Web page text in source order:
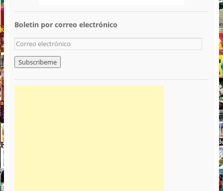
Boletin por correo electrónico